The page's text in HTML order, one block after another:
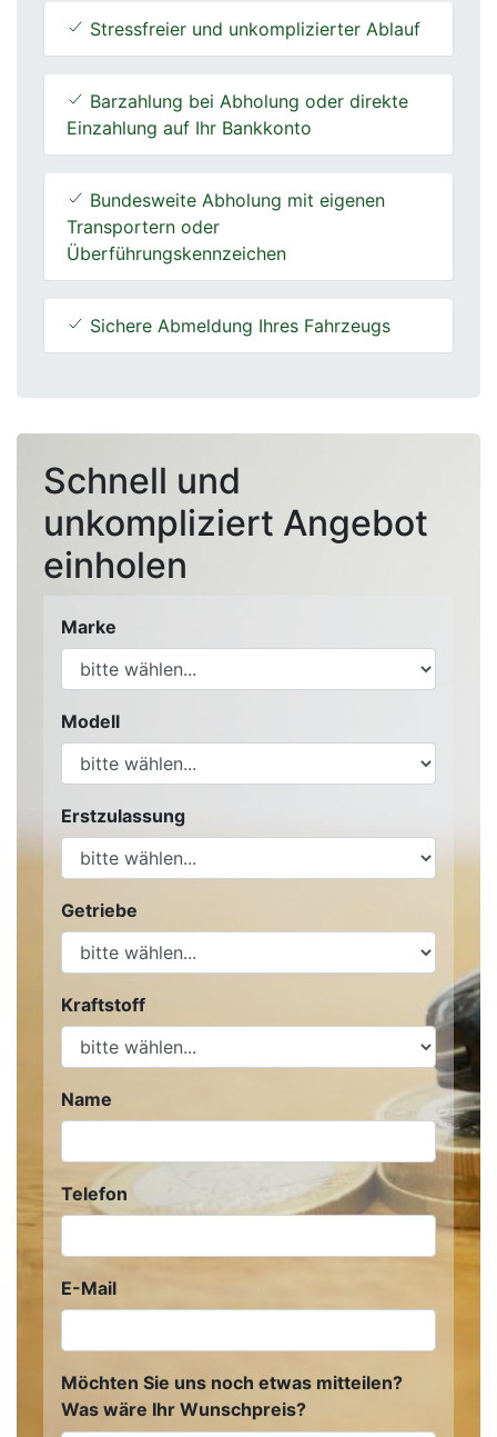
Stressfreier und unkomplizierter Ablauf
Barzahlung bei Abholung oder direkte
Einzahlung auf Ihr Bankkonto
Bundesweite Abholung mit eigenen
Transportern oder
Überführungskennzeichen
Sichere Abmeldung Ihres Fahrzeugs
Schnell und
unkompliziert Angebot
einholen
Marke
Modell
Erstzulassung
Getriebe
Kraftstoff
Name
Telefon
E-Mail
Möchten Sie uns noch etwas mitteilen?
Was wäre Ihr Wunschpreis?